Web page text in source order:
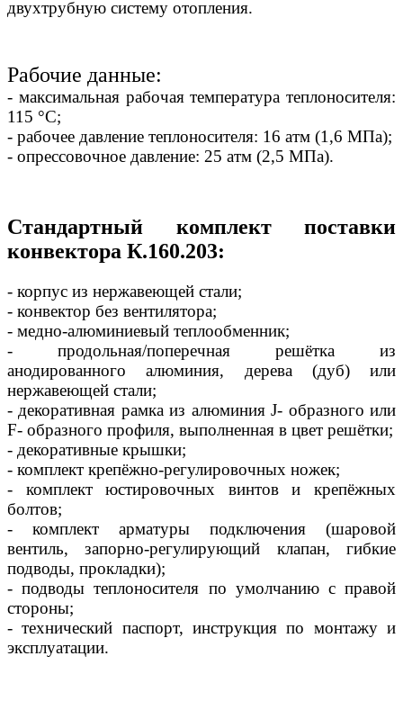
двухтрубную систему отопления.
Рабочие данные:
- максимальная рабочая температура теплоносителя:
115 °С;
- рабочее давление теплоносителя: 16 атм (1,6 МПа);
- опрессовочное давление: 25 атм (2,5 МПа).
Стандартный комплект поставки
конвектора К.160.203:
- корпус из нержавеющей стали;
- конвектор без вентилятора;
- медно-алюминиевый теплообменник;
- продольная/поперечная решётка из
анодированного алюминия, дерева (дуб) или
нержавеющей стали;
- декоративная рамка из алюминия J- образного или
F- образного профиля, выполненная в цвет решётки;
- декоративные крышки;
- комплект крепёжно-регулировочных ножек;
- комплект юстировочных винтов и крепёжных
болтов;
- комплект арматуры подключения (шаровой
вентиль, запорно-регулирующий клапан, гибкие
подводы, прокладки);
- подводы теплоносителя по умолчанию с правой
стороны;
- технический паспорт, инструкция по монтажу и
эксплуатации.